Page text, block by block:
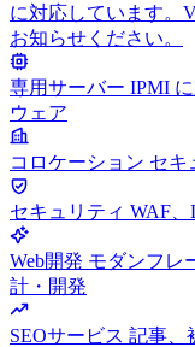
に対応しています。
お知らせください。
専用サーバー IPMI
ウェア
コロケーション セキ
セキュリティ WAF、
Web開発 モダンフレ
計・開発
SEOサービス 記事、